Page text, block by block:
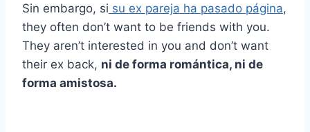
Sin embargo, si su ex pareja ha pasado página,
they often don’t want to be friends with you.
They aren’t interested in you and don’t want
their ex back, ni de forma romántica, ni de
forma amistosa.